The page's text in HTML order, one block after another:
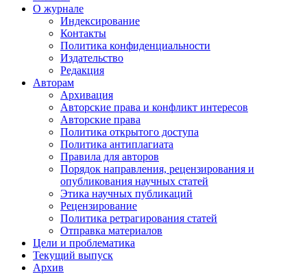
О журнале
Индексирование
Контакты
Политика конфиденциальности
Издательство
Редакция
Авторам
Архивация
Авторские права и конфликт интересов
Авторские права
Политика открытого доступа
Политика антиплагиата
Правила для авторов
Порядок направления, рецензирования и
опубликования научных статей
Этика научных публикаций
Рецензирование
Политика ретрагирования статей
Отправка материалов
Цели и проблематика
Текущий выпуск
Архив